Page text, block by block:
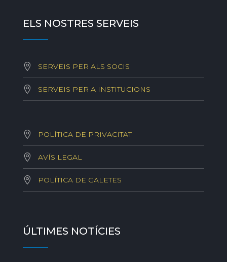
ELS NOSTRES SERVEIS
SERVEIS PER ALS SOCIS
SERVEIS PER A INSTITUCIONS
POLÍTICA DE PRIVACITAT
AVÍS LEGAL
POLÍTICA DE GALETES
ÚLTIMES NOTÍCIES